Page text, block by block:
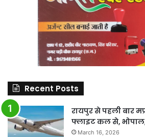
Recent Posts
रायपुर से पहली बार
फ्लाइट कल से,
March 16, 2026